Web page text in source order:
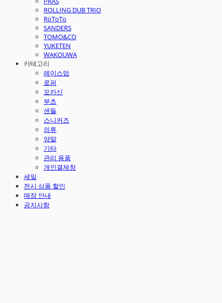
ROLLING DUB TRIO
RoToTo
SANDERS
TOMO&CO
YUKETEN
WAKOUWA
카테고리
레이스업
로퍼
모카신
부츠
샌들
스니커즈
의류
양말
기타
관리 용품
개인결제창
세일
전시 상품 할인
매장 안내
공지사항